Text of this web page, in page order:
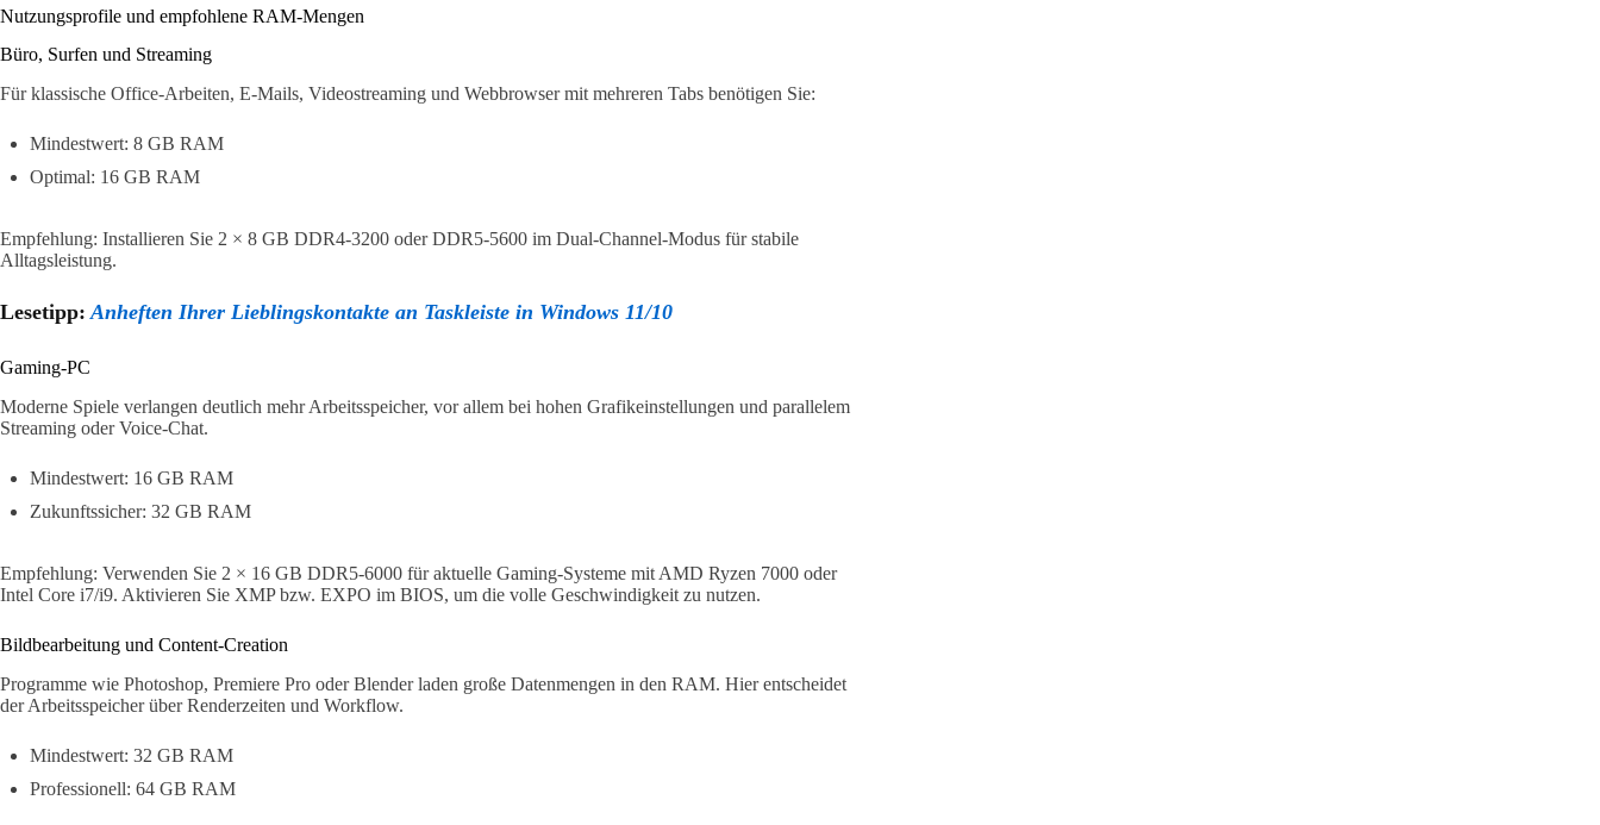
Nutzungsprofile und empfohlene RAM-Mengen
Büro, Surfen und Streaming
Für klassische Office-Arbeiten, E-Mails, Videostreaming und Webbrowser mit mehreren Tabs benötigen Sie:
Mindestwert: 8 GB RAM
Optimal: 16 GB RAM
Empfehlung: Installieren Sie 2 × 8 GB DDR4-3200 oder DDR5-5600 im Dual-Channel-Modus für stabile
Alltagsleistung.
Lesetipp: Anheften Ihrer Lieblingskontakte an Taskleiste in Windows 11/10
Gaming-PC
Moderne Spiele verlangen deutlich mehr Arbeitsspeicher, vor allem bei hohen Grafikeinstellungen und parallelem
Streaming oder Voice-Chat.
Mindestwert: 16 GB RAM
Zukunftssicher: 32 GB RAM
Empfehlung: Verwenden Sie 2 × 16 GB DDR5-6000 für aktuelle Gaming-Systeme mit AMD Ryzen 7000 oder
Intel Core i7/i9. Aktivieren Sie XMP bzw. EXPO im BIOS, um die volle Geschwindigkeit zu nutzen.
Bildbearbeitung und Content-Creation
Programme wie Photoshop, Premiere Pro oder Blender laden große Datenmengen in den RAM. Hier entscheidet
der Arbeitsspeicher über Renderzeiten und Workflow.
Mindestwert: 32 GB RAM
Professionell: 64 GB RAM